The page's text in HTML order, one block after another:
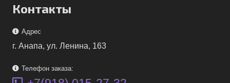
Контакты
Адрес
г. Анапа, ул. Ленина, 163
Телефон заказа: